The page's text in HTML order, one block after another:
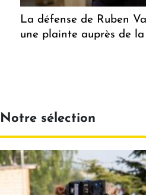
La défense de Ruben
une plainte auprès de la
Notre sélection